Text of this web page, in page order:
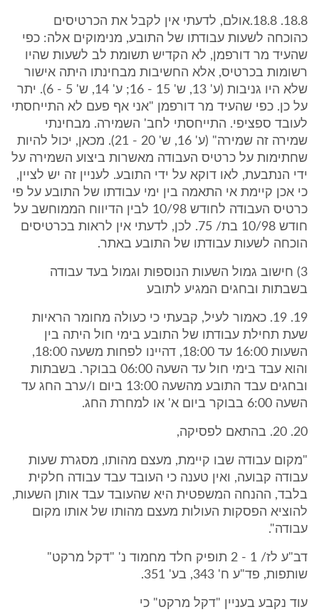
18.8. 18.8.אולם, לדעתי אין לקבל את הכרטיסים
כהוכחה לשעות עבודתו של התובע, מנימוקים אלה: כפי
שהעיד מר דורפמן, לא הקדיש תשומת לב לשעות שהיו
רשומות בכרטיס, אלא החשיבות מבחינתו היתה אישור
שלא היו גניבות (ע' 13, ש' 15 - 16; ע' 14, ש' 5 - 6). יתר
על כן. כפי שהעיד מר דורפמן "אני אף פעם לא התייחסתי
לעובד ספציפי. התייחסתי לחב' השמירה. מבחינתי
שמירה זה שמירה" (ע' 16, ש' 20 - 21). מכאן, יכול להיות
שחתימות על כרטיס העבודה מאשרות ביצוע השמירה על
ידי הנתבעת, לאו דוקא על ידי התובע. לעניין זה יש לציין,
כי אכן קיימת אי התאמה בין ימי עבודתו של התובע על פי
כרטיס העבודה לחודש 10/98 לבין הדיווח הממוחשב על
חודש 10/98 בת/ 75. לכן, לדעתי אין לראות בכרטיסים
הוכחה לשעות עבודתו של התובע באתר.
3) חישוב גמול השעות הנוספות וגמול בעד עבודה
בשבתות ובחגים המגיע לתובע
19. 19. כאמור לעיל, קבעתי כי כעולה מחומר הראיות
שעת תחילת עבודתו של התובע בימי חול היתה בין
השעות 16:00 עד 18:00, דהיינו לפחות משעה 18:00,
והוא עבד בימי חול עד השעה 06:00 בבוקר. בשבתות
ובחגים עבד התובע מהשעה 13:00 ביום ו/ערב החג עד
השעה 6:00 בבוקר ביום א' או למחרת החג.
20. 20. בהתאם לפסיקה,
"מקום עבודה שבו קיימת, מעצם מהותו, מסגרת שעות
עבודה קבועה, ואין טענה כי העובד עבד עבודה חלקית
בלבד, ההנחה המשפטית היא שהעובד עבד אותן השעות,
להוציא הפסקות העולות מעצם מהותו של אותו מקום
עבודה".
דב"ע לז/ 1 - 2 תופיק חלד מחמוד נ' "דקל מרקט"
שותפות, פד"ע ח' 343, בע' 351.
עוד נקבע בעניין "דקל מרקט" כי